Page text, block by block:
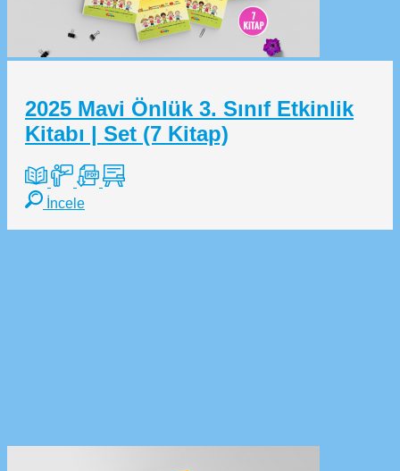
2025 Mavi Önlük 3. Sınıf Etkinlik
Kitabı | Set (7 Kitap)
İncele